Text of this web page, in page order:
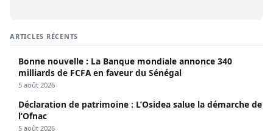
ARTICLES RÉCENTS
Bonne nouvelle : La Banque mondiale annonce 340
milliards de FCFA en faveur du Sénégal
5 août 2026
Déclaration de patrimoine : L’Osidea salue la démarche de
l’Ofnac
5 août 2026